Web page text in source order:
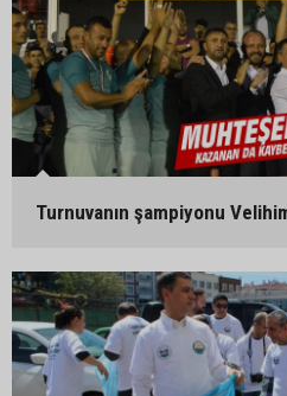
Turnuvanın şampiyonu